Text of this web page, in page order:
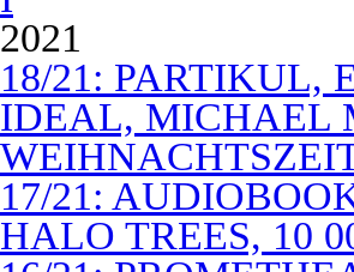
2021
18/21: PARTIKUL,
IDEAL, MICHAEL
17/21:
HALO TREES, 10